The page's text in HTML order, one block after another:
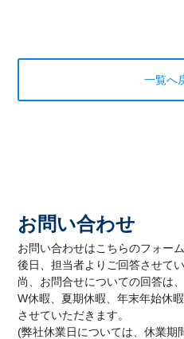
一覧へ
お問い合わせ
お問い合わせはこちらのフォー
後日、担当者よりご回答させてい
尚、お問合せについての回答は
W休暇、夏期休暇、年末年始休
させていただきます。
(弊社休業日については、休業期